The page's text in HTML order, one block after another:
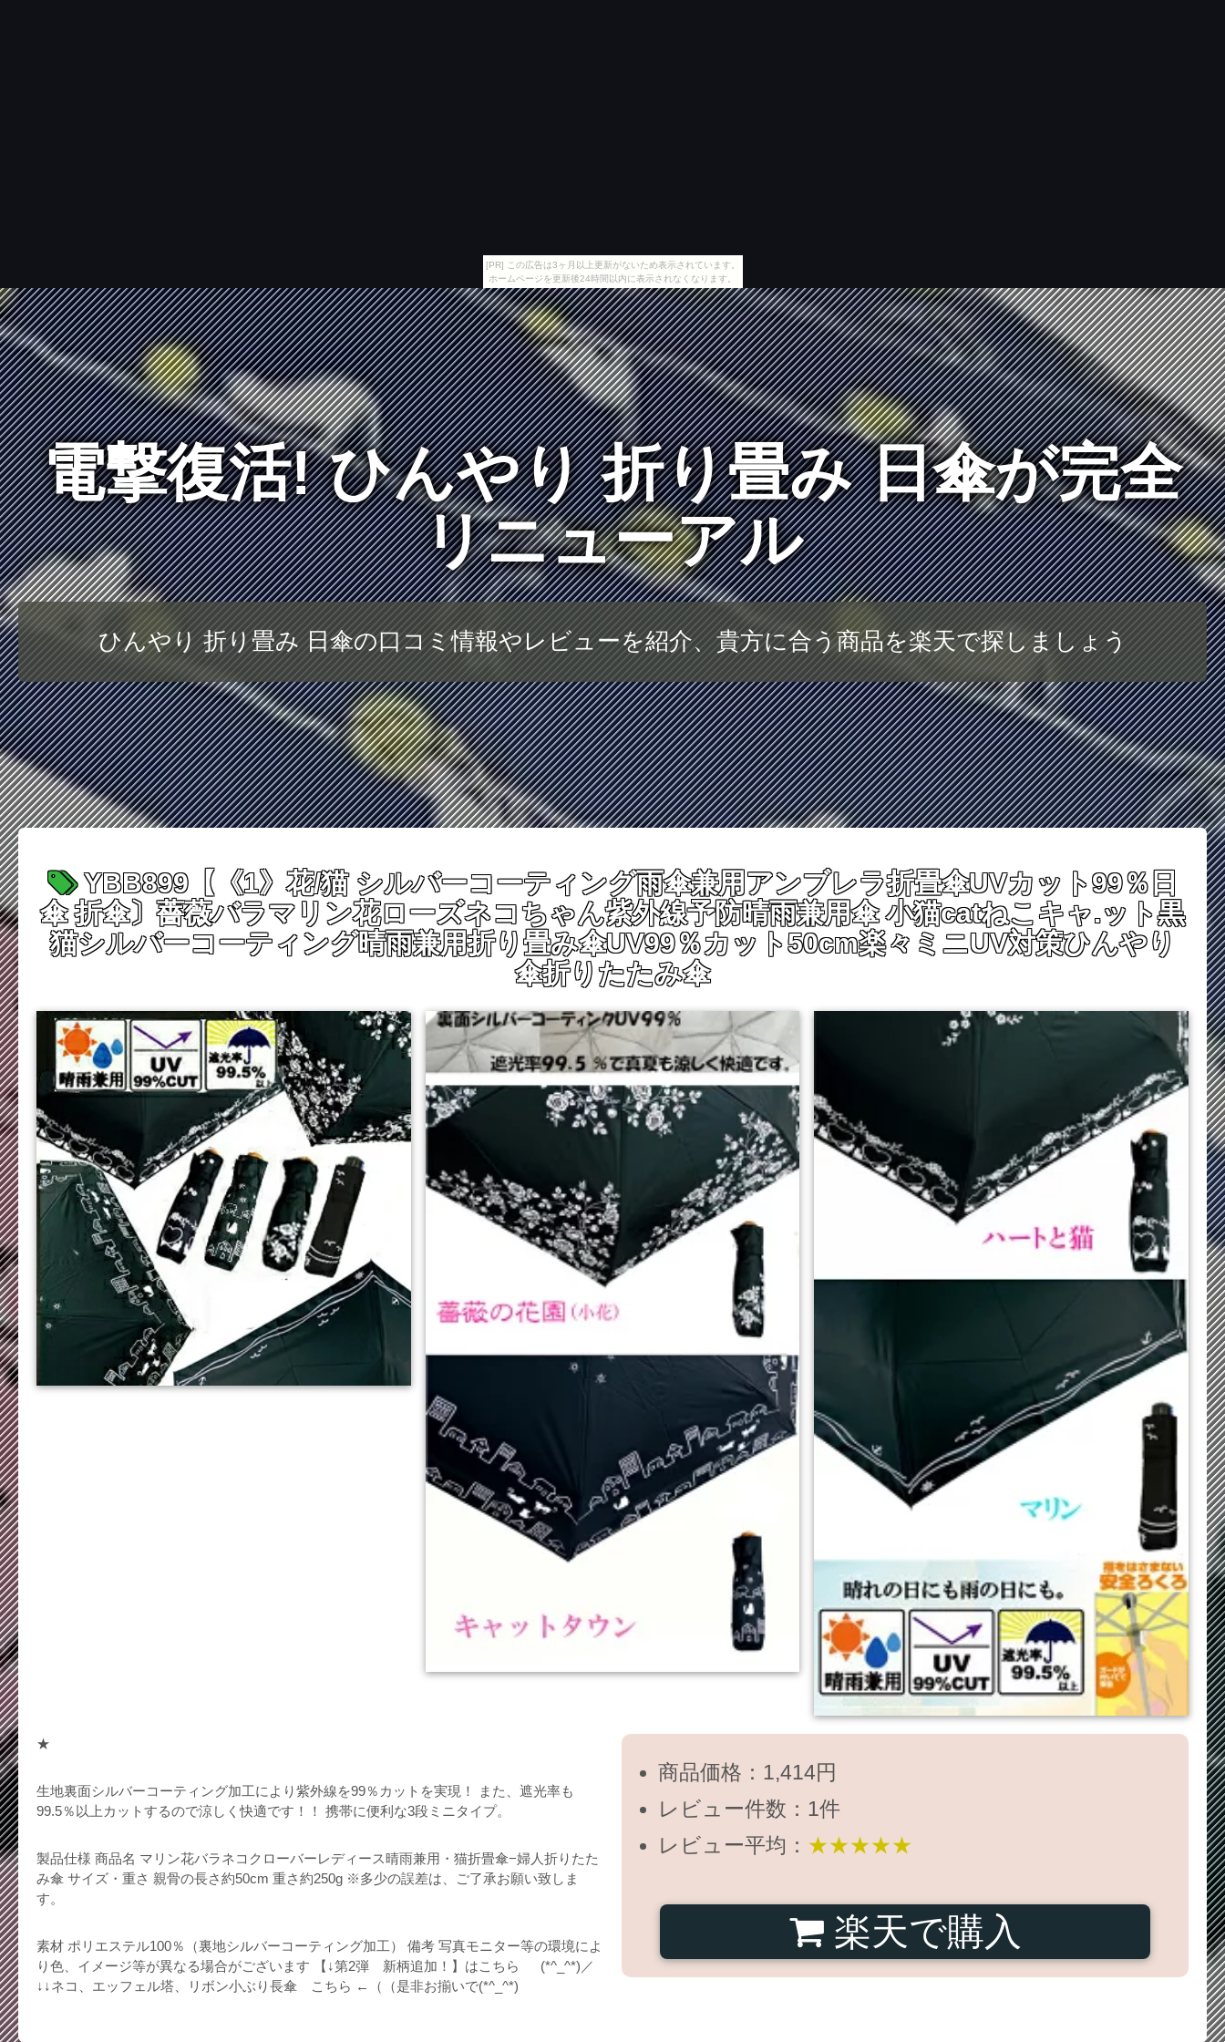
[PR] この広告は3ヶ月以上更新がないため表示されています。
ホームページを更新後24時間以内に表示されなくなります。
電撃復活! ひんやり 折り畳み 日傘が完全
リニューアル
ひんやり 折り畳み 日傘の口コミ情報やレビューを紹介、貴方に合う商品を楽天で探しましょう
YBB899【《1》花/猫 シルバーコーティング雨傘兼用アンブレラ折畳傘UVカット99％日
傘 折傘〕薔薇バラマリン花ローズネコちゃん紫外線予防晴雨兼用傘 小猫catねこキャ.ット黒
猫シルバーコーティング晴雨兼用折り畳み傘UV99％カット50cm楽々ミニUV対策ひんやり
傘折りたたみ傘
★
生地裏面シルバーコーティング加工により紫外線を99％カットを実現！ また、遮光率も
99.5％以上カットするので涼しく快適です！！ 携帯に便利な3段ミニタイプ。
製品仕様 商品名 マリン花バラネコクローバーレディース晴雨兼用・猫折畳傘−婦人折りたた
み傘 サイズ・重さ 親骨の長さ約50cm 重さ約250g ※多少の誤差は、ご了承お願い致しま
す。
素材 ポリエステル100％（裏地シルバーコーティング加工） 備考 写真モニター等の環境によ
り色、イメージ等が異なる場合がございます 【↓第2弾 新柄追加！】はこちら (*^_^*)／
↓↓ネコ、エッフェル塔、リボン小ぶり長傘 こちら ←（（是非お揃いで(*^_^*)
商品価格：1,414円
レビュー件数：1件
レビュー平均： ★★★★★
楽天で購入